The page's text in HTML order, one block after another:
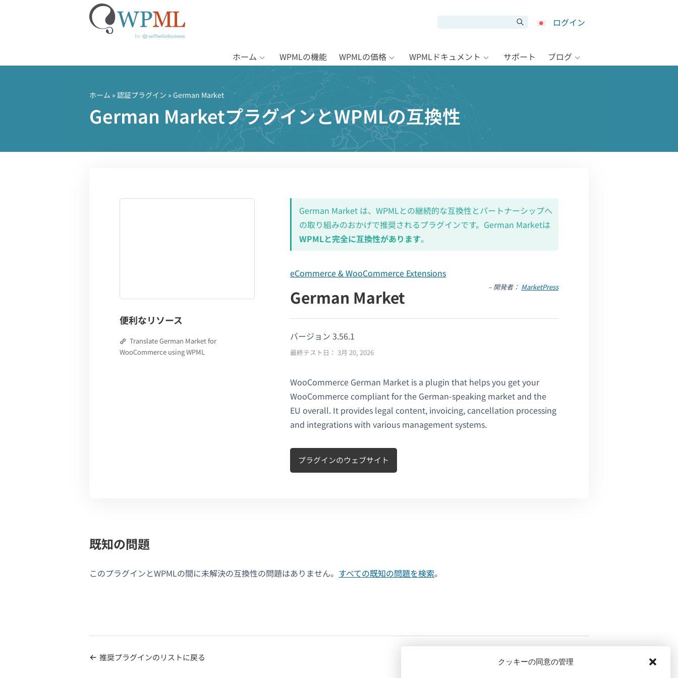
クッキーの同意の管理
キ
ログイン
ホーム WPMLの機能 WPMLの価格 WPMLドキュメント サポート ブログ
ホーム » 認証プラグイン » German Market
German MarketプラグインとWPMLの互換性
便利なリソース
Translate German Market for
WooCommerce using WPML
German Market は、WPMLとの継続的な互換性とパートナーシップへ
の取り組みのおかげで推奨されるプラグインです。German Marketは
WPMLと完全に互換性があります。
eCommerce & WooCommerce Extensions
German Market – 開発者： MarketPress
バージョン 3.56.1
最終テスト日： 3月 20, 2026
WooCommerce German Market is a plugin that helps you get your
WooCommerce compliant for the German-speaking market and the
EU overall. It provides legal content, invoicing, cancellation processing
and integrations with various management systems.
プラグインのウェブサイト
既知の問題
このプラグインとWPMLの間に未解決の互換性の問題はありません。 すべての既知の問題を検索。
推奨プラグインのリストに戻る